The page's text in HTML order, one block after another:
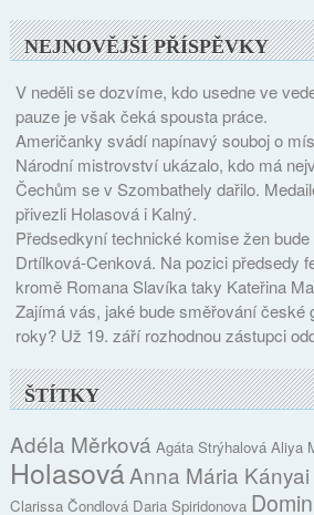
NEJNOVĚJŠÍ PŘÍSPĚVKY
V neděli se dozvíme, kdo usedne ve
pauze je však čeká spousta práce.
Američanky svádí napínavý souboj o
Národní mistrovství ukázalo, kdo má
Čechům se v Szombathely dařilo.
přivezli Holasová i Kalný.
Předsedkyní technické komise žen
Drtílková-Cenková. Na pozici předsedy
kromě Romana Slavíka taky Kateřina
Zajímá vás, jaké bude směřování české
roky? Už 19. září rozhodnou zástupci
ŠTÍTKY
Adéla Měrková Agáta Strýhalová Aliya
HolasováAnna Mária Kányai
Clarissa Čondlová Daria Spiridonova